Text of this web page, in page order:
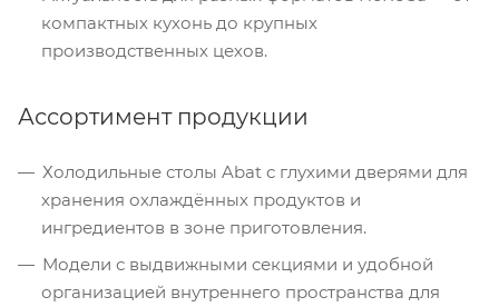
компактных кухонь до крупных
производственных цехов.
Ассортимент продукции
Холодильные столы Abat с глухими дверями для
хранения охлаждённых продуктов и
ингредиентов в зоне приготовления.
Модели с выдвижными секциями и удобной
организацией внутреннего пространства для